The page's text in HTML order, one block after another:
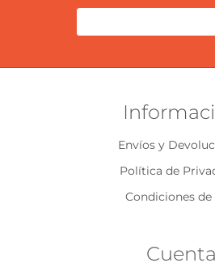
Envíos y
Política de
Condiciones de
Cuenta